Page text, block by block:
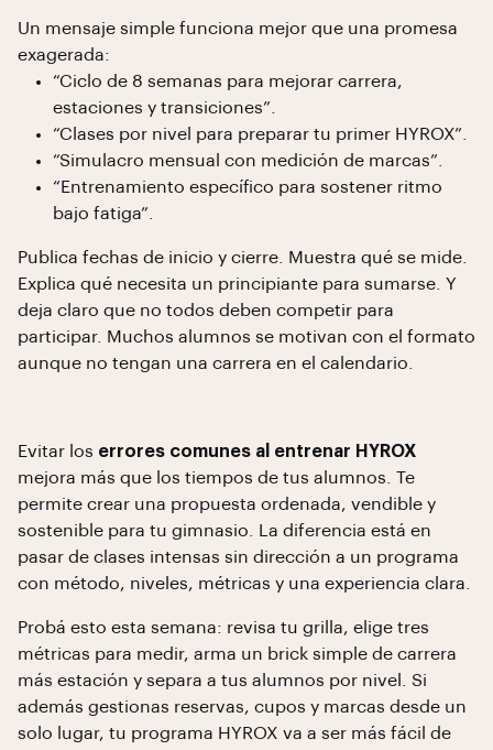
Un mensaje simple funciona mejor que una promesa
exagerada:
“Ciclo de 8 semanas para mejorar carrera,
estaciones y transiciones”.
“Clases por nivel para preparar tu primer HYROX”.
“Simulacro mensual con medición de marcas”.
“Entrenamiento específico para sostener ritmo
bajo fatiga”.
Publica fechas de inicio y cierre. Muestra qué se mide.
Explica qué necesita un principiante para sumarse. Y
deja claro que no todos deben competir para
participar. Muchos alumnos se motivan con el formato
aunque no tengan una carrera en el calendario.
Evitar los errores comunes al entrenar HYROX
mejora más que los tiempos de tus alumnos. Te
permite crear una propuesta ordenada, vendible y
sostenible para tu gimnasio. La diferencia está en
pasar de clases intensas sin dirección a un programa
con método, niveles, métricas y una experiencia clara.
Probá esto esta semana: revisa tu grilla, elige tres
métricas para medir, arma un brick simple de carrera
más estación y separa a tus alumnos por nivel. Si
además gestionas reservas, cupos y marcas desde un
solo lugar, tu programa HYROX va a ser más fácil de